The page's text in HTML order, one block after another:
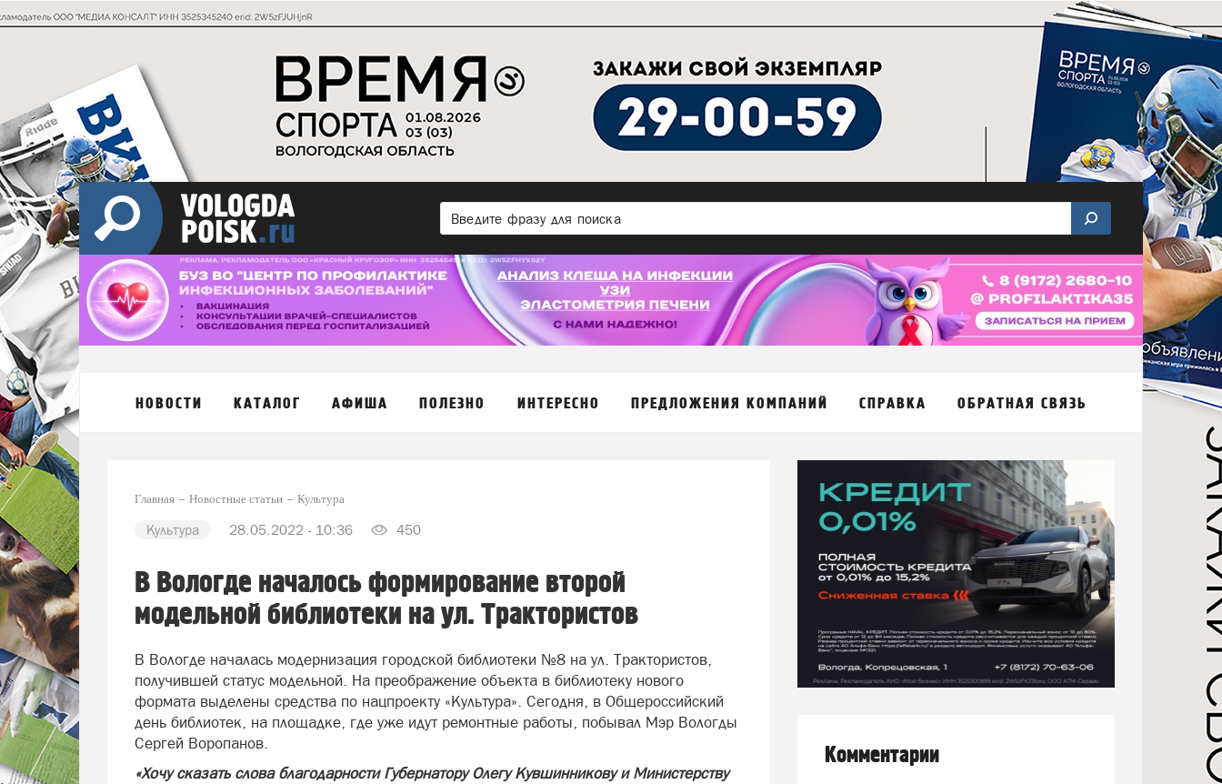
НОВОСТИ КАТАЛОГ АФИША ПОЛЕЗНО ИНТЕРЕСНО ПРЕДЛОЖЕНИЯ КОМПАНИЙ СПРАВКА ОБРАТНАЯ СВЯЗЬ
Главная Новостные статьи Культура
Культура 28.05.2022 - 10:36 450
В Вологде началось формирование второй
модельной библиотеки на ул. Трактористов
В Вологде началась модернизация городской библиотеки №8 на ул. Трактористов,
получившей статус модельной. На преображение объекта в библиотеку нового
формата выделены средства по нацпроекту «Культура». Сегодня, в Общероссийский
день библиотек, на площадке, где уже идут ремонтные работы, побывал Мэр Вологды
Сергей Воропанов.
«Хочу сказать слова благодарности Губернатору Олегу Кувшинникову и Министерству
Комментарии